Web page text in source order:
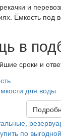
и
Ёмкость под
в
сроки и
для воды